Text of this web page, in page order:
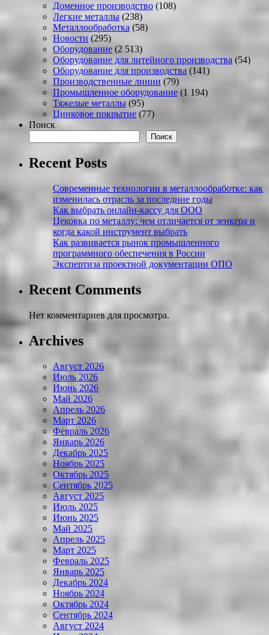
Доменное производство (108)
Легкие металлы (238)
Металлообработка (58)
Новости (295)
Оборудование (2 513)
Оборудование для литейного производства (54)
Оборудование для производства (141)
Производственные линии (79)
Промышленное оборудование (1 194)
Тяжелые металлы (95)
Цинковое покрытие (77)
Поиск
Поиск
Recent Posts
Современные технологии в металлообработке: как
изменилась отрасль за последние годы
Как выбрать онлайн-кассу для ООО
Цековка по металлу: чем отличается от зенкера и
когда какой инструмент выбрать
Как развивается рынок промышленного
программного обеспечения в России
Экспертиза проектной документации ОПО
Recent Comments
Нет комментариев для просмотра.
Archives
Август 2026
Июль 2026
Июнь 2026
Май 2026
Апрель 2026
Март 2026
Февраль 2026
Январь 2026
Декабрь 2025
Ноябрь 2025
Октябрь 2025
Сентябрь 2025
Август 2025
Июль 2025
Июнь 2025
Май 2025
Апрель 2025
Март 2025
Февраль 2025
Январь 2025
Декабрь 2024
Ноябрь 2024
Октябрь 2024
Сентябрь 2024
Август 2024